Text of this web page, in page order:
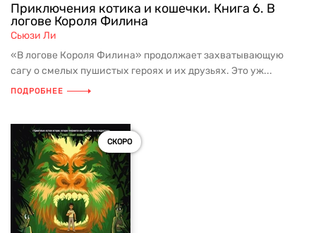
Приключения котика и кошечки. Книга 6. В
логове Короля Филина
Сьюзи Ли
«В логове Короля Филина» продолжает захватывающую
сагу о смелых пушистых героях и их друзьях. Это уж...
ПОДРОБНЕЕ
СКОРО